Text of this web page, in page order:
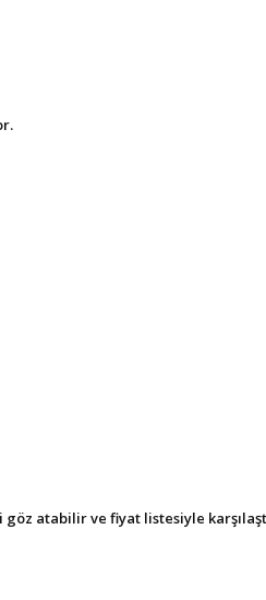
göz atabilir ve fiyat listesiyle